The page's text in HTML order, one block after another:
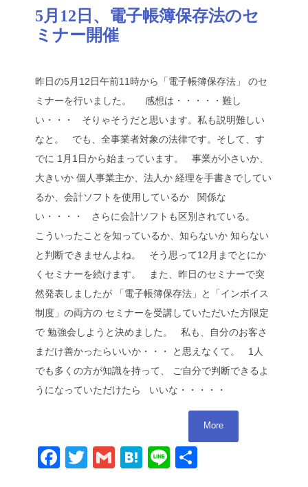
5月12日、電子帳簿保存法のセ
ミナー開催
昨日の5月12日午前11時から「電子帳簿保存法」 のセ
ミナーを行いました。 感想は・・・・・難し
い・・・ そりゃそうだと思います。私も説明難しい
なと。 でも、全事業者対象の法律です。そして、す
でに 1月1日から始まっています。 事業が小さいか、
大きいか 個人事業主か、法人か 経理を手書きでしてい
るか、会計ソフトを使用しているか 関係な
い・・・・ さらに会計ソフトも区別されている。
こういったことを知っているか、知らないか 知らない
と判断できませんよね。 そう思って12月までとにか
くセミナーを続けます。 また、昨日のセミナーで突
然発表しましたが 「電子帳簿保存法」と「インボイス
制度」の両方の セミナーを受講していただいた方限定
で 勉強会しようと決めました。 私も、自分のお客さ
まだけ善かったらいいか・・・ と思えなくて。 1人
でも多くの方が知識を持って、 ご自分で判断できるよ
うになっていただけたら いいな・・・・・
More
Facebook
Twitter
GmailHatena
Line